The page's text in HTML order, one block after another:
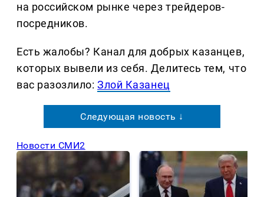
на российском рынке через трейдеров-
посредников.
Есть жалобы? Канал для добрых казанцев,
которых вывели из себя. Делитеcь тем, что
вас разозлило:Злой Казанец
Следующая новость ↓
Новости СМИ2